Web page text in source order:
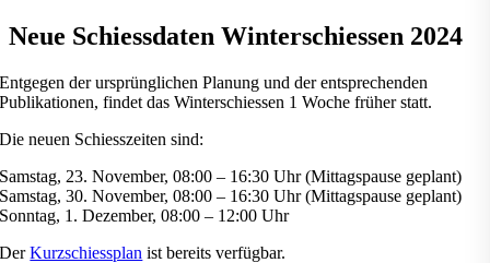
Neue Schiessdaten Winterschiessen 2024
Entgegen der ursprünglichen Planung und der entsprechenden
Publikationen, findet das Winterschiessen 1 Woche früher statt.
Die neuen Schiesszeiten sind:
Samstag, 23. November, 08:00 – 16:30 Uhr (Mittagspause geplant)
Samstag, 30. November, 08:00 – 16:30 Uhr (Mittagspause geplant)
Sonntag, 1. Dezember, 08:00 – 12:00 Uhr
DerKurzschiessplan ist bereits verfügbar.